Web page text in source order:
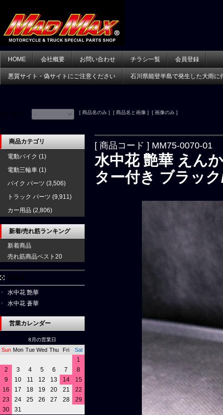
HOME 会社概要 お問い合わせ チラシ一覧 会員登録
悪質サイト・偽サイトにご注意ください 石川県能登半島で発生した大雨に
[ 商品名のみ ] [ 商品名と画像 ] [ 画像のみ ]
[ 商品コード ] MM75-0070-01
水中花 艶華 えん
ター付き ブラッ
商品カテゴリ
電動バイク (1)
電動三輪車 (1)
バイク パーツ (3,506)
トラック パーツ (9,911)
カー用品 (2,806)
新着/売れ筋ランキング
新着商品
売れ筋商品ベスト20
水中花 艶華
水中花 蒼華
営業カレンダー
8月の営業日
Sun Mon Tue Wed Thu Fri Sat
1
2
3 4 5 6 7
8
9
10 11 12 13 14
15
16
17 18 19 20 21
22
23
24 25 26 27 28
29
30
31